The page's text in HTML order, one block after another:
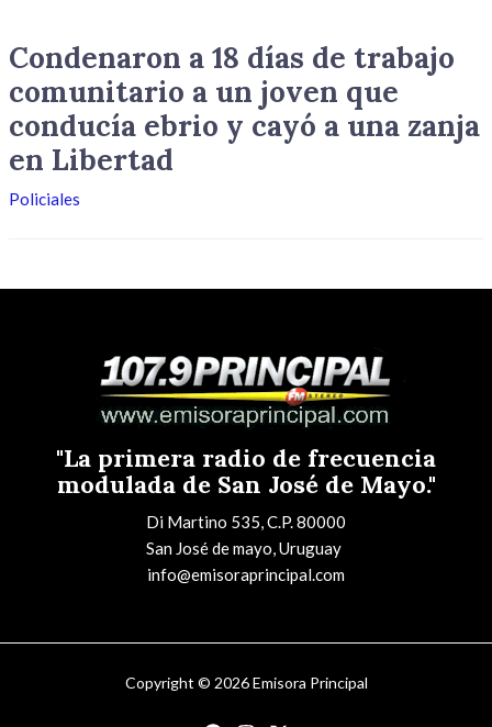
Condenaron a 18 días de trabajo
comunitario a un joven que
conducía ebrio y cayó a una zanja
en Libertad
Policiales
"La primera radio de frecuencia
modulada de San José de Mayo."
Di Martino 535, C.P. 80000
San José de mayo, Uruguay
info@emisoraprincipal.com
Copyright © 2026 Emisora Principal